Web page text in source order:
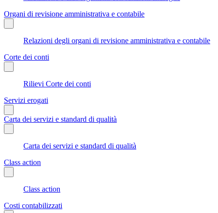
Organi di revisione amministrativa e contabile
Relazioni degli organi di revisione amministrativa e contabile
Corte dei conti
Rilievi Corte dei conti
Servizi erogati
Carta dei servizi e standard di qualità
Carta dei servizi e standard di qualità
Class action
Class action
Costi contabilizzati